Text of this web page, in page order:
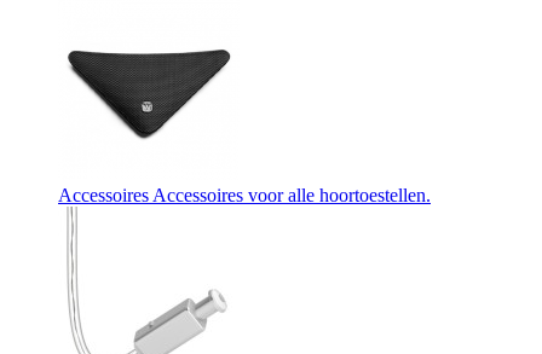
AccessoiresAccessoires voor alle hoortoestellen.